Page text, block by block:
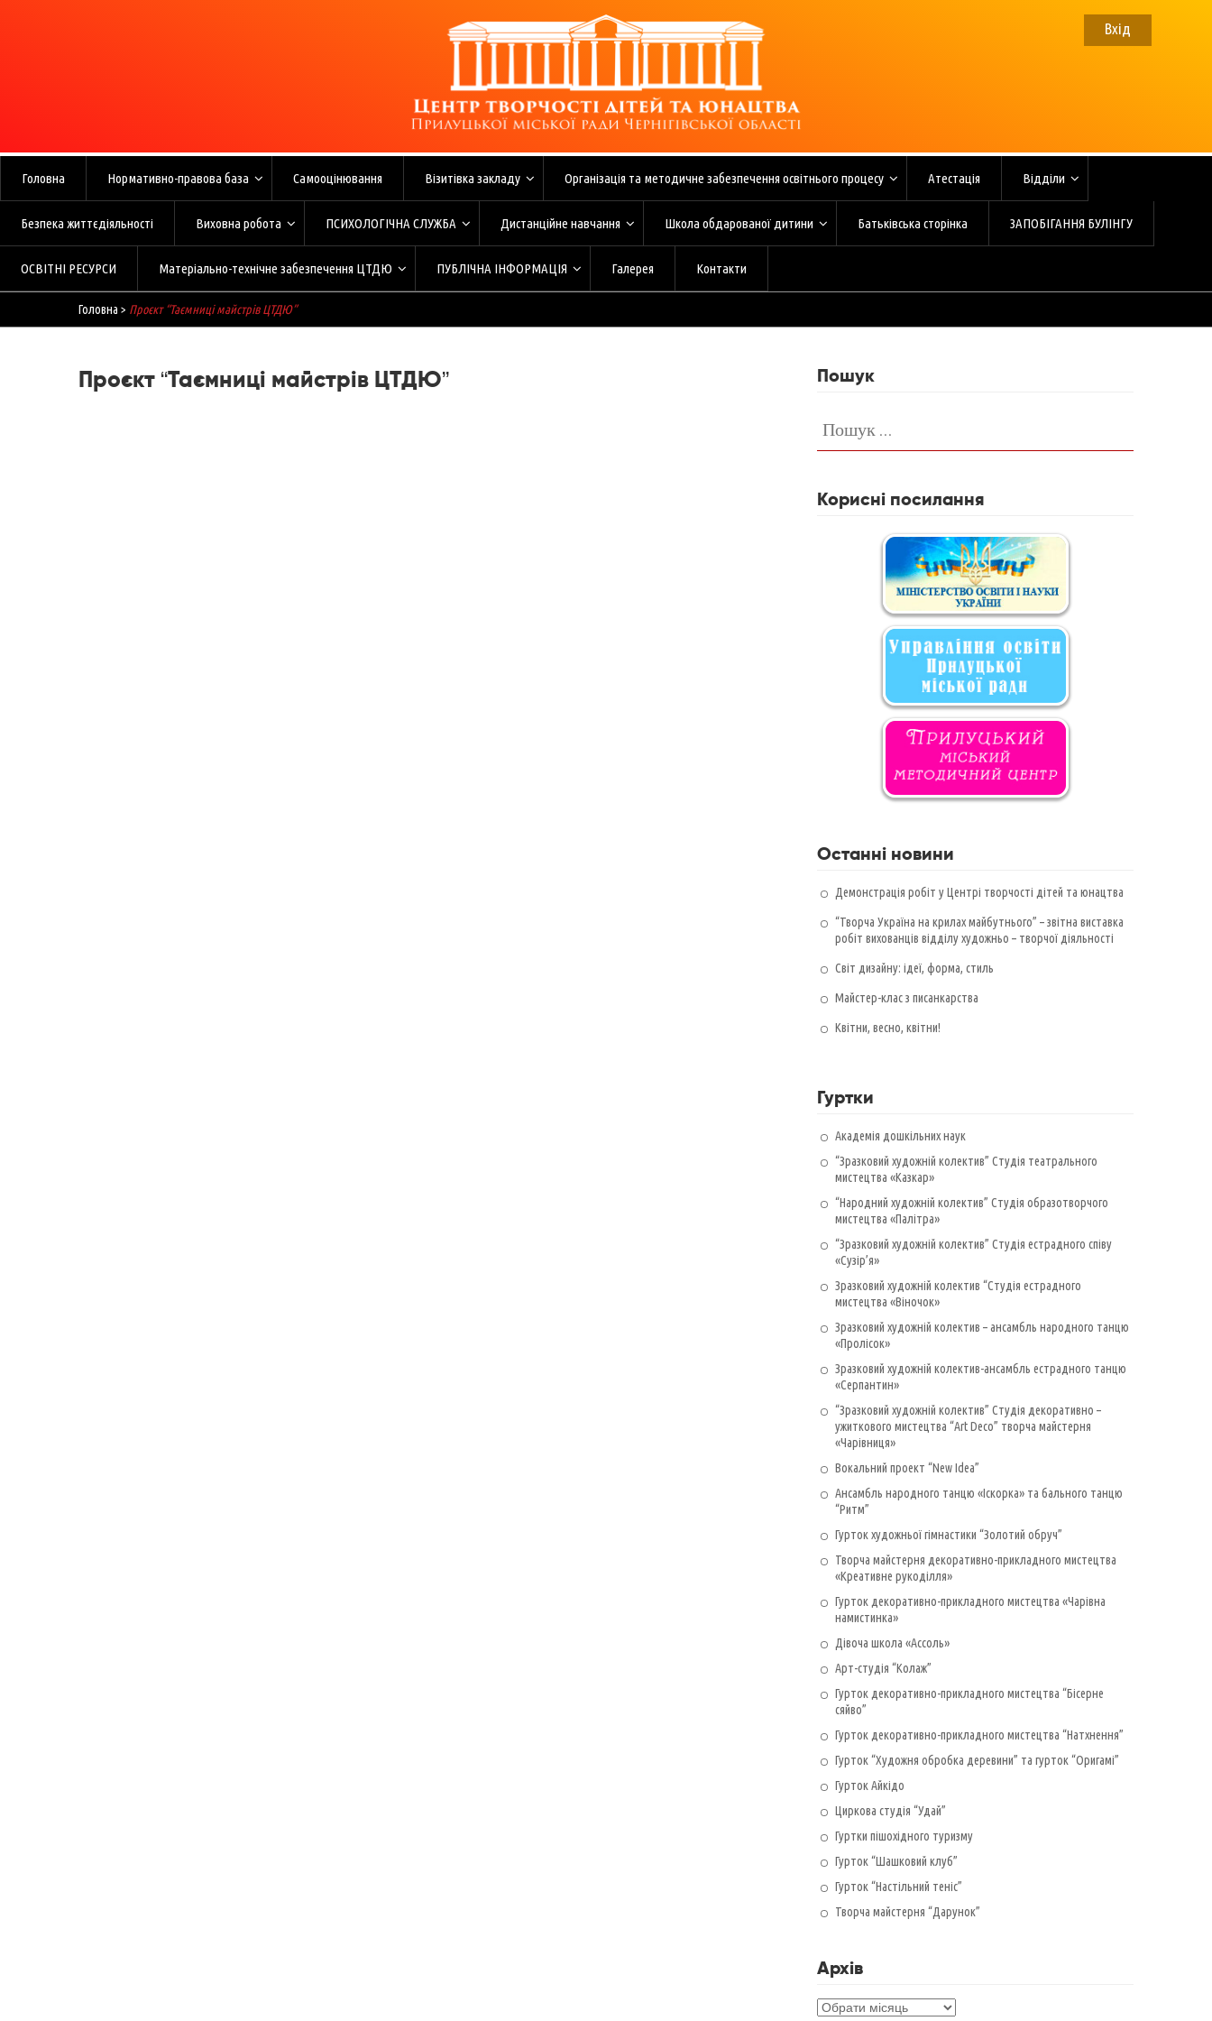
Вхід
ЦТДЮ
Прилуцький Центр творчості дітей та юнацтва
Головна Нормативно-правова база Самооцінювання Візитівка закладу Організація та методичне забезпечення освітнього процесу Атестація Відділи
Безпека життєдіяльності Виховна робота ПСИХОЛОГІЧНА СЛУЖБА Дистанційне навчання Школа обдарованої дитини Батьківська сторінка ЗАПОБІГАННЯ БУЛІНГУ
ОСВІТНІ РЕСУРСИ Матеріально-технічне забезпечення ЦТДЮ ПУБЛІЧНА ІНФОРМАЦІЯ Галерея Контакти
Головна > Проєкт “Таємниці майстрів ЦТДЮ”
Проєкт “Таємниці майстрів ЦТДЮ” Пошук
Корисні посилання
Останні новини
Демонстрація робіт у Центрі творчості дітей та юнацтва
“Творча Україна на крилах майбутнього” – звітна виставка
робіт вихованців відділу художньо – творчої діяльності
Світ дизайну: ідеї, форма, стиль
Майстер-клас з писанкарства
Квітни, весно, квітни!
Гуртки
Академія дошкільних наук
“Зразковий художній колектив” Студія театрального
мистецтва «Казкар»
“Народний художній колектив” Студія образотворчого
мистецтва «Палітра»
“Зразковий художній колектив” Студія естрадного співу
«Сузір’я»
Зразковий художній колектив “Студія естрадного
мистецтва «Віночок»
Зразковий художній колектив – ансамбль народного танцю
«Пролісок»
Зразковий художній колектив-ансамбль естрадного танцю
«Серпантин»
“Зразковий художній колектив” Студія декоративно –
ужиткового мистецтва “Art Deco” творча майстерня
«Чарівниця»
Вокальний проект “New Idea”
Ансамбль народного танцю «Іскорка» та бального танцю
“Ритм”
Гурток художньої гімнастики “Золотий обруч”
Творча майстерня декоративно-прикладного мистецтва
«Креативне рукоділля»
Гурток декоративно-прикладного мистецтва «Чарівна
намистинка»
Дівоча школа «Ассоль»
Арт-студія “Колаж”
Гурток декоративно-прикладного мистецтва “Бісерне
сяйво”
Гурток декоративно-прикладного мистецтва “Натхнення”
Гурток “Художня обробка деревини” та гурток “Оригамі”
Гурток Айкідо
Циркова студія “Удай”
Гуртки пішохідного туризму
Гурток “Шашковий клуб”
Гурток “Настільний теніс”
Творча майстерня “Дарунок”
Архів
Архів